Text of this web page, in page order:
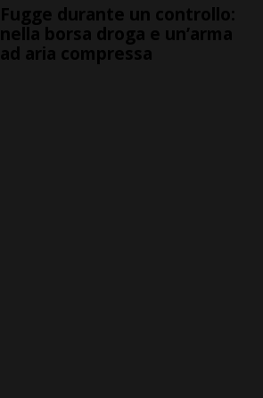
Fugge durante un controllo:
nella borsa droga e un’arma
ad aria compressa